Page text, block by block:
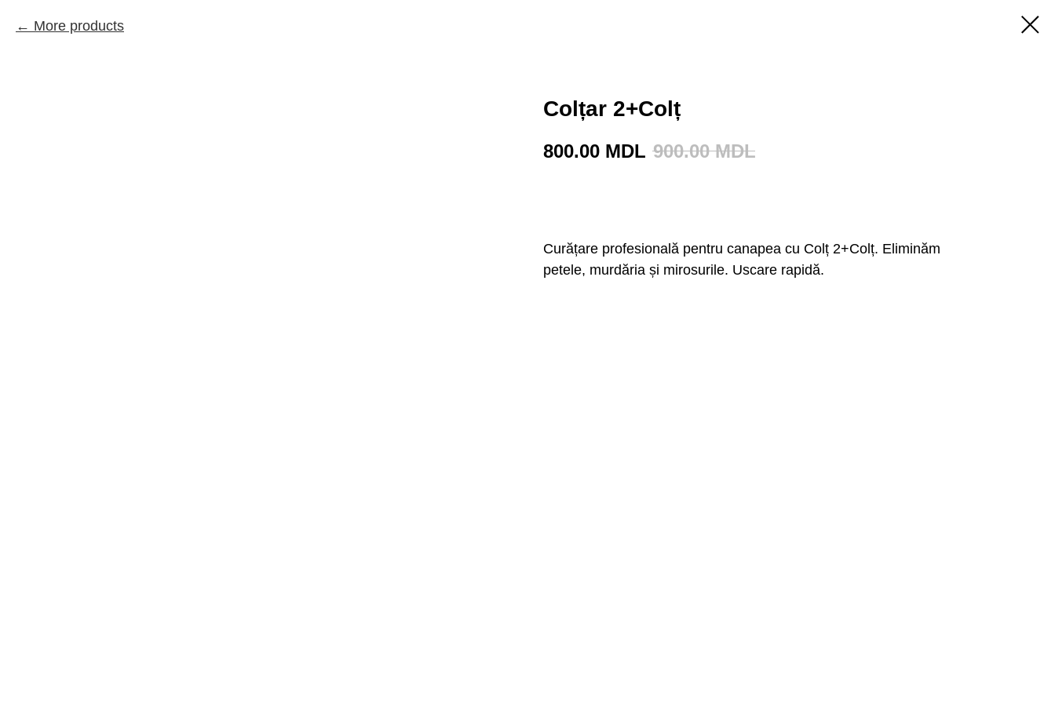
More products
Colțar 2+Colț
800.00 MDL 900.00 MDL
Curățare profesională pentru canapea cu Colț 2+Colț. Eliminăm
petele, murdăria și mirosurile. Uscare rapidă.